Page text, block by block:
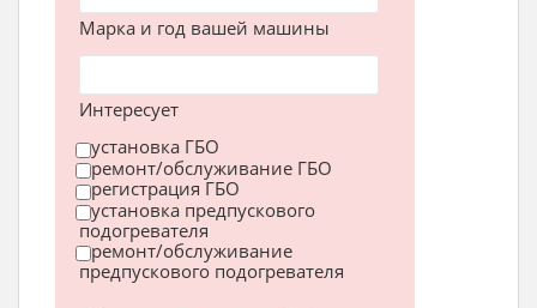
Марка и год вашей машины
Интересует
установка ГБО
ремонт/обслуживание ГБО
регистрация ГБО
установка предпускового
подогревателя
ремонт/обслуживание
предпускового подогревателя